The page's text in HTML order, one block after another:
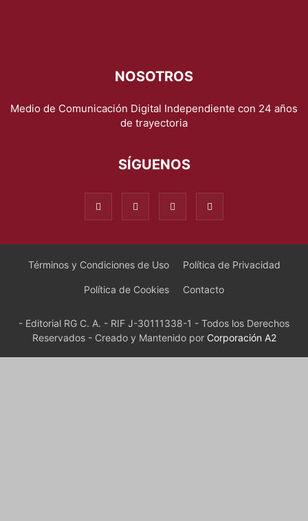
NOSOTROS
Medio de Comunicación Digital Independiente con 24 años
de trayectoria
SÍGUENOS
Términos y Condiciones de Uso Política de Privacidad
Política de Cookies Contacto
- Editorial RG C. A. - RIF J-30111338-1 - Todos los Derechos
Reservados - Creado y Mantenido por Corporación A2